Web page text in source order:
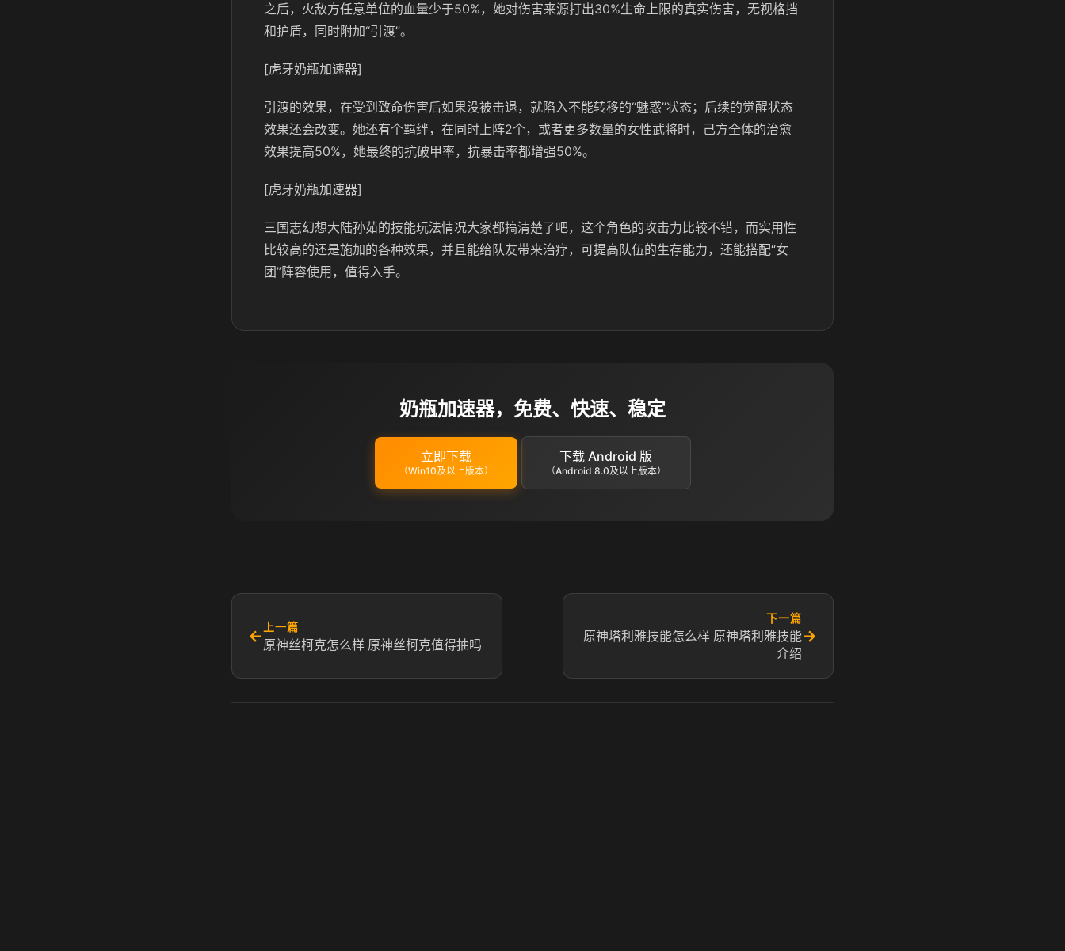
之后，火敌方任意单位的血量少于50%，她对伤害来源打出30%生命上限的真实伤害，无视格挡
和护盾，同时附加“引渡”。
[虎牙奶瓶加速器]
引渡的效果，在受到致命伤害后如果没被击退，就陷入不能转移的“魅惑”状态；后续的觉醒状态
效果还会改变。她还有个羁绊，在同时上阵2个，或者更多数量的女性武将时，己方全体的治愈
效果提高50%，她最终的抗破甲率，抗暴击率都增强50%。
[虎牙奶瓶加速器]
三国志幻想大陆孙茹的技能玩法情况大家都搞清楚了吧，这个角色的攻击力比较不错，而实用性
比较高的还是施加的各种效果，并且能给队友带来治疗，可提高队伍的生存能力，还能搭配“女
团”阵容使用，值得入手。
奶瓶加速器，免费、快速、稳定
立即下载
（Win10及以上版本）
下载 Android 版
（Android 8.0及以上版本）
← 上一篇
原神丝柯克怎么样 原神丝柯克值得抽吗
下一篇
原神塔利雅技能怎么样 原神塔利雅技能
介绍
→